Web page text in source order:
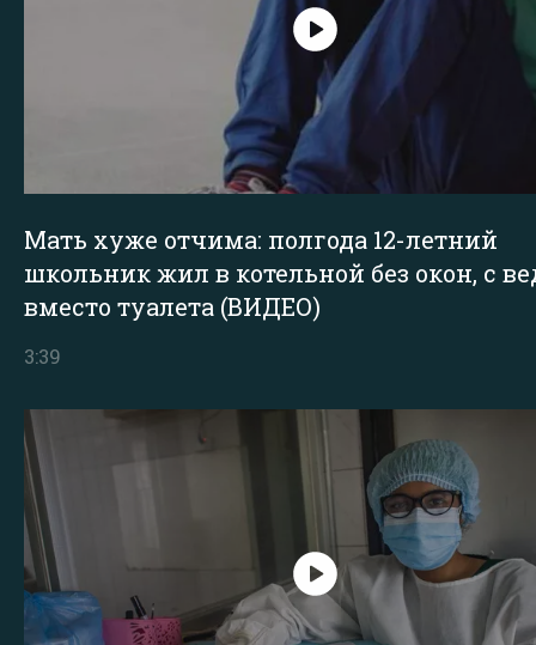
Мать хуже отчима: полгода 12-летний
школьник жил в котельной без окон, с
вместо туалета (ВИДЕО)
3:39